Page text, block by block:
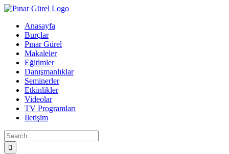
Skip
contentAnasayfa
Burçlar
Pınar Gürel
Makaleler
Eğitimler
Danışmanlıklar
Seminerler
Etkinlikler
Videolar
TV Programları
İletişim
Search
for: